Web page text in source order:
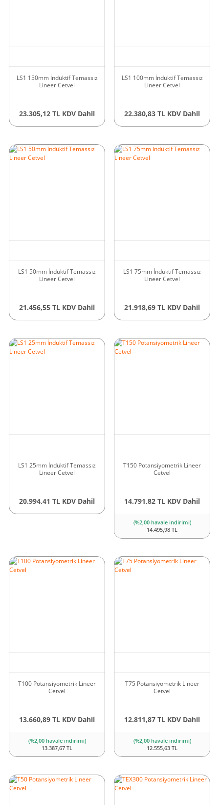
LS1 150mm İndüktif Temassız
Lineer Cetvel
23.305,12 TL KDV Dahil
LS1 100mm İndüktif Temassız
Lineer Cetvel
22.380,83 TL KDV Dahil
LS1 50mm İndüktif Temassız
Lineer Cetvel
21.456,55 TL KDV Dahil
LS1 75mm İndüktif Temassız
Lineer Cetvel
21.918,69 TL KDV Dahil
LS1 25mm İndüktif Temassız
Lineer Cetvel
20.994,41 TL KDV Dahil
T150 Potansiyometrik Lineer
Cetvel
14.791,82 TL KDV Dahil
(%2,00 havale indirimi)
14.495,98 TL
T100 Potansiyometrik Lineer
Cetvel
13.660,89 TL KDV Dahil
(%2,00 havale indirimi)
13.387,67 TL
T75 Potansiyometrik Lineer
Cetvel
12.811,87 TL KDV Dahil
(%2,00 havale indirimi)
12.555,63 TL